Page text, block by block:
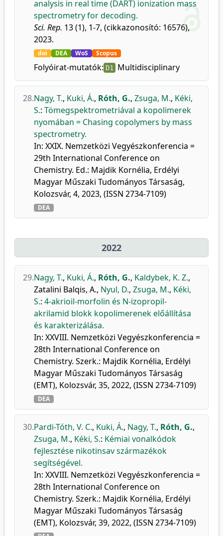
analysis in real time (DART) ionization mass
spectrometry for decoding.
Sci. Rep. 13 (1), 1-7, (cikkazonosító: 16576),
2023.
doi DEA WoS Scopus
Folyóirat-mutatók: D1 Multidisciplinary
28.Nagy, T., Kuki, Á., Róth, G., Zsuga, M., Kéki,
S.: Tömegspektrometriával a kopolimerek
nyomában = Chasing copolymers by mass
spectrometry.
In: XXIX. Nemzetközi Vegyészkonferencia =
29th International Conference on
Chemistry. Ed.: Majdik Kornélia, Erdélyi
Magyar Műszaki Tudományos Társaság,
Kolozsvár, 4, 2023, (ISSN 2734-7109)
DEA
2022
29.Nagy, T., Kuki, Á., Róth, G., Kaldybek, K. Z.,
Zatalini Balqis, A., Nyul, D., Zsuga, M., Kéki,
S.: 4-akrioil-morfolin és N-izopropil-
akrilamid blokk kopolimerenek előállítása
és karakterizálása.
In: XXVIII. Nemzetközi Vegyészkonferencia =
28th International Conference on
Chemistry. Szerk.: Majdik Kornélia, Erdélyi
Magyar Műszaki Tudományos Társaság
(EMT), Kolozsvár, 35, 2022, (ISSN 2734-7109)
DEA
30.Pardi-Tóth, V. C., Kuki, Á., Nagy, T., Róth, G.,
Zsuga, M., Kéki, S.: Kémiai vonalkódok
fejlesztése nikotinsav származékok
segítségével.
In: XXVIII. Nemzetközi Vegyészkonferencia =
28th International Conference on
Chemistry. Szerk.: Majdik Kornélia, Erdélyi
Magyar Műszaki Tudományos Társaság
(EMT), Kolozsvár, 39, 2022, (ISSN 2734-7109)